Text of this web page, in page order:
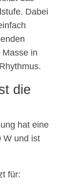
Dabei
in
die
hat eine
W und ist
für: